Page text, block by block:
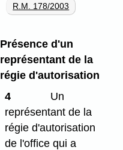
R.M. 178/2003
Présence d'un
représentant de la
régie d'autorisation
4
Un
représentant de la
régie d'autorisation
de l'office qui a